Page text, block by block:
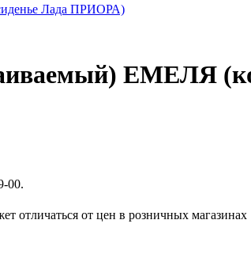
ЕМЕЛЯ
00.
отличаться от цен в розничных магазинах